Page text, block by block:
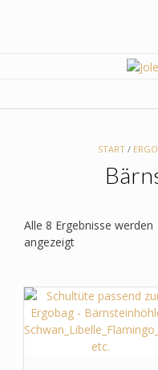
START /
Alle 8 Ergebnisse werden
angezeigt